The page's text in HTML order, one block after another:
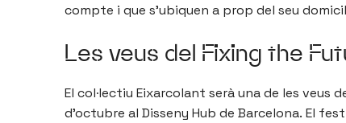
compte i que s’ubiquen a prop del seu
Les veus del Fixing the
El col·lectiu Eixarcolant serà una de les veus
d’octubre al Disseny Hub de Barcelona. El